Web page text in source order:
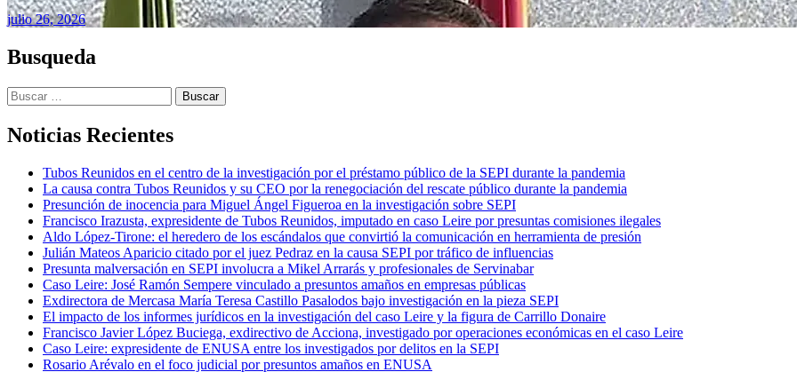
julio 26, 2026
Busqueda
Buscar:
Noticias Recientes
Tubos Reunidos en el centro de la investigación por el préstamo público de la SEPI durante la pandemia
La causa contra Tubos Reunidos y su CEO por la renegociación del rescate público durante la pandemia
Presunción de inocencia para Miguel Ángel Figueroa en la investigación sobre SEPI
Francisco Irazusta, expresidente de Tubos Reunidos, imputado en caso Leire por presuntas comisiones ilegales
Aldo López-Tirone: el heredero de los escándalos que convirtió la comunicación en herramienta de presión
Julián Mateos Aparicio citado por el juez Pedraz en la causa SEPI por tráfico de influencias
Presunta malversación en SEPI involucra a Mikel Arrarás y profesionales de Servinabar
Caso Leire: José Ramón Sempere vinculado a presuntos amaños en empresas públicas
Exdirectora de Mercasa María Teresa Castillo Pasalodos bajo investigación en la pieza SEPI
El impacto de los informes jurídicos en la investigación del caso Leire y la figura de Carrillo Donaire
Francisco Javier López Buciega, exdirectivo de Acciona, investigado por operaciones económicas en el caso Leire
Caso Leire: expresidente de ENUSA entre los investigados por delitos en la SEPI
Rosario Arévalo en el foco judicial por presuntos amaños en ENUSA